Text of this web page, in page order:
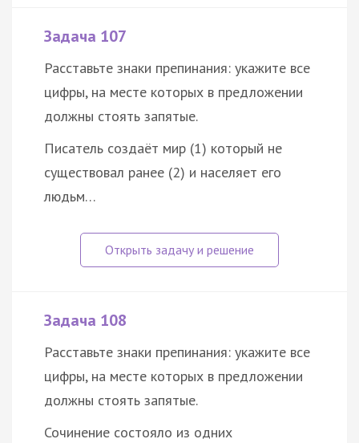
Задача 107
Расставьте знаки препинания: укажите все
цифры, на месте которых в предложении
должны стоять запятые.
Писатель создаёт мир (1) который не
существовал ранее (2) и населяет его
людьм…
Задача 108
Расставьте знаки препинания: укажите все
цифры, на месте которых в предложении
должны стоять запятые.
Сочинение состояло из одних